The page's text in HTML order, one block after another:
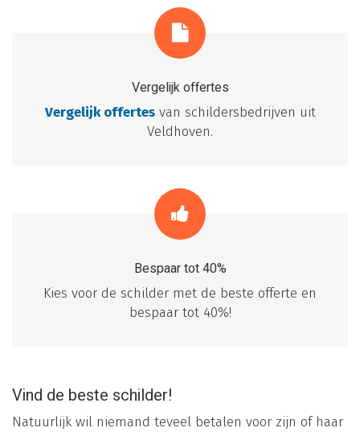
Vergelijk offertes
Vergelijk offertesvan schildersbedrijven uit
Veldhoven.
Bespaar tot 40%
Kies voor de schilder met de beste offerte en
bespaar tot 40%!
Vind de beste schilder!
Natuurlijk wil niemand teveel betalen voor zijn of haar